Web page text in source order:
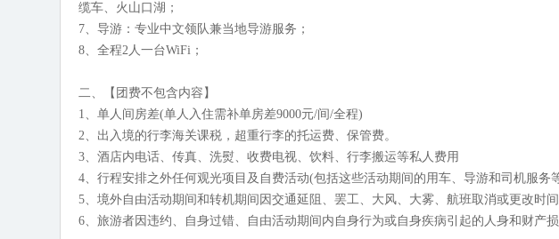
缆车、火山口湖；
7、导游：专业中文领队兼当地导游服务；
8、全程2人一台WiFi；
二、【团费不包含内容】
1、单人间房差(单人入住需补单房差9000元/间/全程)
2、出入境的行李海关课税，超重行李的托运费、保管费。
3、酒店内电话、传真、洗熨、收费电视、饮料、行李搬运等私人费用
4、行程安排之外任何观光项目及自费活动(包括这些活动期间的用车、导游和司机服务
5、境外自由活动期间和转机期间因交通延阻、罢工、大风、大雾、航班取消或更改时
6、旅游者因违约、自身过错、自由活动期间内自身行为或自身疾病引起的人身和财产损